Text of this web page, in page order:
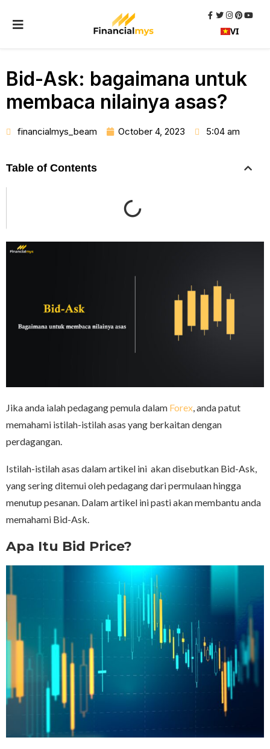
VI
Bid-Ask: bagaimana untuk
membaca nilainya asas?
financialmys_beam October 4, 2023 5:04 am
Table of Contents
Jika anda ialah pedagang pemula dalam Forex , anda patut
memahami istilah-istilah asas yang berkaitan dengan
perdagangan.
Istilah-istilah asas dalam artikel ini akan disebutkan Bid-Ask,
yang sering ditemui oleh pedagang dari permulaan hingga
menutup pesanan. Dalam artikel ini pasti akan membantu anda
memahami Bid-Ask.
Apa Itu Bid Price?